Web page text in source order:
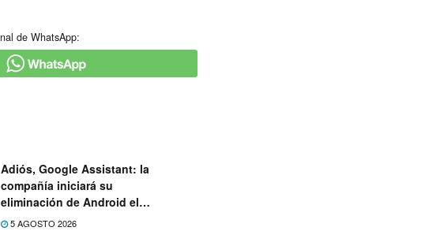
de WhatsApp:
Adiós, Google Assistant: la
compañía iniciará su
eliminación de Android el
próximo mes
5 AGOSTO 2026